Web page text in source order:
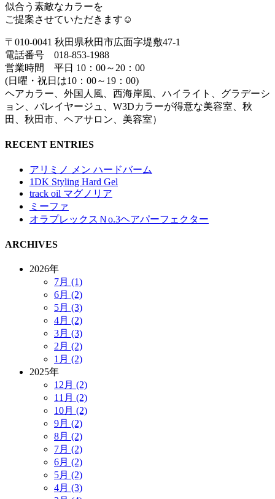
似合う素敵なカラーを
ご提案させていただきます☺︎
〒010-0041 秋田県秋田市広面字堤敷47-1
電話番号 018-853-1988
営業時間 平日 10：00～20：00
(日曜・祝日は10：00～19：00)
ヘアカラー、外国人風、西海岸風、ハイライト、グラデーシ
ョン、バレイヤージュ、W3Dカラーが得意な美容室、秋
田、秋田市、ヘアサロン、美容室）
RECENT ENTRIES
アリミノ メン ハードバーム
1DK Styling Hard Gel
track oil マグノリア
ミーファ
オラプレックスＮo.3ヘアパーフェクター
ARCHIVES
2026年
7月 (1)
6月 (2)
5月 (3)
4月 (2)
3月 (3)
2月 (2)
1月 (2)
2025年
12月 (2)
11月 (2)
10月 (2)
9月 (2)
8月 (2)
7月 (2)
6月 (2)
5月 (2)
4月 (3)